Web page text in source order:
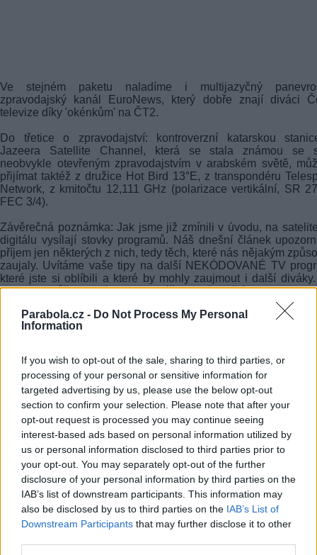
Parabola.cz - Do Not Process My Personal
Information
If you wish to opt-out of the sale, sharing to third parties, or
processing of your personal or sensitive information for
targeted advertising by us, please use the below opt-out
section to confirm your selection. Please note that after your
opt-out request is processed you may continue seeing
interest-based ads based on personal information utilized by
us or personal information disclosed to third parties prior to
your opt-out. You may separately opt-out of the further
disclosure of your personal information by third parties on the
IAB’s list of downstream participants. This information may
also be disclosed by us to third parties on the IAB’s List of
Downstream Participants that may further disclose it to other
Ve stejném paketu naladíme i multijazyčný
zpravodajský kanál EuroNews, který dobře znají diváci
televize díky 'okénkům' na ČT2.
Do třetice o zpravodajství: kontroverzní katarskou
Jazeera Satellite Channel, která se stala známou se
neobvykle otevřeným zpravodajstvím v arabském světě,
přijímat taktéž z družice Hot Bird 13°E, z transpondéru
Network, z kmitočtu 12,111 GHz (polarizace vertikální, SR
FEC 3/4).
Závěrečná poznámka: Jak jsme již zmínili v úvodu, na
digitálu vysílají stovky programů. Náš dnešní článek
příjem jen některých z nich, tedy těch, které nás nějakým
zaujaly. Uvítáme vaše tipy na další NEKÓDOVANÉ TV
které jste si oblíbili a které by mohly zaujmout i další
poznatky můžete vložit do formuláře pod tímto článkem.
Parabola.cz
14.11.2003
FACEBOOK TWITTER
Přečtěte si také
Porno kanál Free-XTV mění transpondér
Nekódované kanály Xtra Music
TV JOJ kóduje a tím ztrácí diváky
Reklama